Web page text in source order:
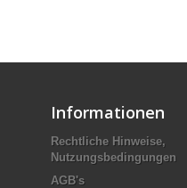
Informationen
Rechtliche Hinweise,
Nutzungsbedingungen
AGB's